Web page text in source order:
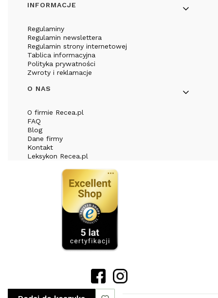
INFORMACJE
Regulaminy
Regulamin newslettera
Regulamin strony internetowej
Tablica informacyjna
Polityka prywatności
Zwroty i reklamacje
O NAS
O firmie Recea.pl
FAQ
Blog
Dane firmy
Kontakt
Leksykon Recea.pl